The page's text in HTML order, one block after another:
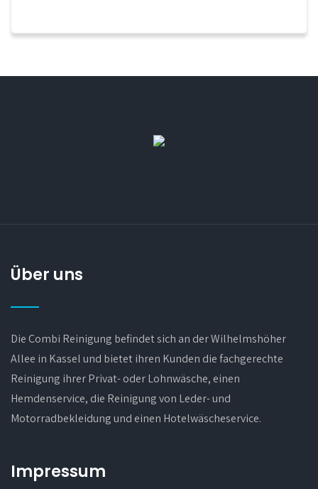
Über uns
Die Combi Reinigung befindet sich an der Wilhelmshöher
Allee in Kassel und bietet ihren Kunden die fachgerechte
Reinigung ihrer Privat- oder Lohnwäsche, einen
Hemdenservice, die Reinigung von Leder- und
Motorradbekleidung und einen Hotelwäscheservice.
Impressum